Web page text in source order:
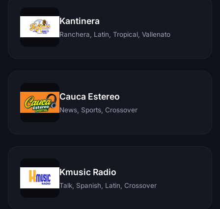
Kantinera
Ranchera, Latin, Tropical, Vallenato
Cauca Estereo
News, Sports, Crossover
Kmusic Radio
Talk, Spanish, Latin, Crossover